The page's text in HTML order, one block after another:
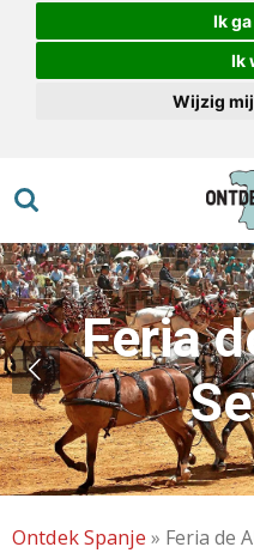
Ik
Ik
Wijzig
Feria
Ontdek Spanje » Feria de